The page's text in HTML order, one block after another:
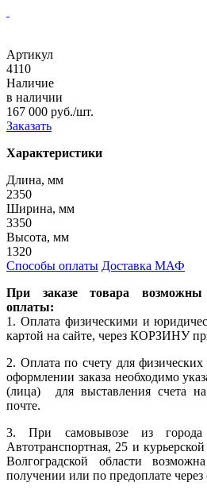
Артикул
4110
Наличие
в наличии
167 000 руб./шт.
Заказать
Характеристики
Длина, мм
2350
Ширина, мм
3350
Высота, мм
1320
Способы оплаты Доставка МАФ
При заказе товара
оплаты:
1. Оплата физическими и
картой на сайте, через КОРЗИНУ
2. Оплата по счету для
оформлении заказа необходимо
(лица) для выставления счета
почте.
3. При самовывозе из
Автотранспортная, 25 и
Волгоградской области
получении или по предоплате через